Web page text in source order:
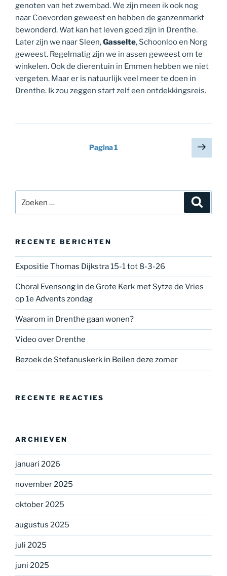
genoten van het zwembad. We zijn meen ik ook nog
naar Coevorden geweest en hebben de ganzenmarkt
bewonderd. Wat kan het leven goed zijn in Drenthe.
Later zijn we naar Sleen,Gasselte, Schoonloo en Norg
geweest. Regelmatig zijn we in assen geweest om te
winkelen. Ook de dierentuin in Emmen hebben we niet
vergeten. Maar er is natuurlijk veel meer te doen in
Drenthe. Ik zou zeggen start zelf een ontdekkingsreis.
Pagina1
naar:
RECENTE BERICHTEN
Expositie Thomas Dijkstra 15-1 tot 8-3-26
Choral Evensong in de Grote Kerk met Sytze de Vries
op 1e Advents zondag
Waarom in Drenthe gaan wonen?
Video over Drenthe
Bezoek de Stefanuskerk in Beilen deze zomer
RECENTE REACTIES
ARCHIEVEN
januari 2026
november 2025
oktober 2025
augustus 2025
juli 2025
juni 2025